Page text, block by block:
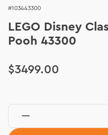
103443300
LEGO Disney
Pooh 43300
$3499.00